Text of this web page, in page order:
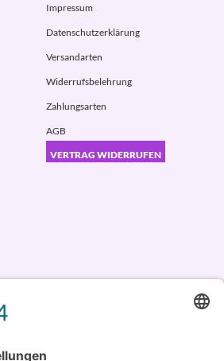
Impressum
Datenschutzerklärung
Versandarten
Widerrufsbelehrung
Zahlungsarten
AGB
VERTRAG WIDERRUFEN
/ Dropshipping